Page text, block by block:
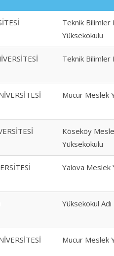
Teknik Bilimler
Yüksekokulu
Teknik Bilimler
Mucur Meslek
Köseköy
Yüksekokulu
Yalova Meslek
Yüksekokul Adı
Mucur Meslek